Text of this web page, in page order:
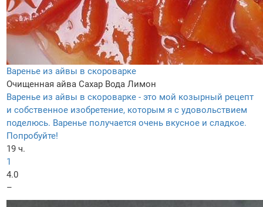
Варенье из айвы в скороварке
Очищенная айва Сахар Вода Лимон
Варенье из айвы в скороварке - это мой козырный рецепт
и собственное изобретение, которым я с удовольствием
поделюсь. Варенье получается очень вкусное и сладкое.
Попробуйте!
19 ч.
1
4.0
–